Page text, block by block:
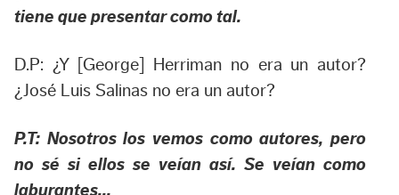
tiene que presentar como tal.
D.P: ¿Y [George] Herriman no era un autor?
¿José Luis Salinas no era un autor?
P.T: Nosotros los vemos como autores, pero
no sé si ellos se veían así. Se veían como
laburantes…